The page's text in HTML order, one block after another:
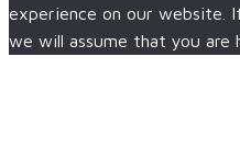
experience on our website.
we will assume that you are